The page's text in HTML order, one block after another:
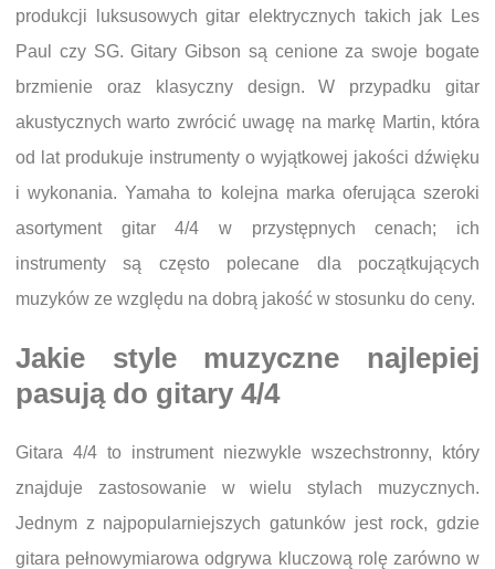
produkcji luksusowych gitar elektrycznych takich jak Les
Paul czy SG. Gitary Gibson są cenione za swoje bogate
brzmienie oraz klasyczny design. W przypadku gitar
akustycznych warto zwrócić uwagę na markę Martin, która
od lat produkuje instrumenty o wyjątkowej jakości dźwięku
i wykonania. Yamaha to kolejna marka oferująca szeroki
asortyment gitar 4/4 w przystępnych cenach; ich
instrumenty są często polecane dla początkujących
muzyków ze względu na dobrą jakość w stosunku do ceny.
Jakie style muzyczne najlepiej
pasują do gitary 4/4
Gitara 4/4 to instrument niezwykle wszechstronny, który
znajduje zastosowanie w wielu stylach muzycznych.
Jednym z najpopularniejszych gatunków jest rock, gdzie
gitara pełnowymiarowa odgrywa kluczową rolę zarówno w